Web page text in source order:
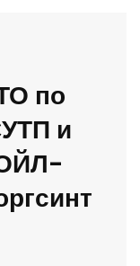
по
и